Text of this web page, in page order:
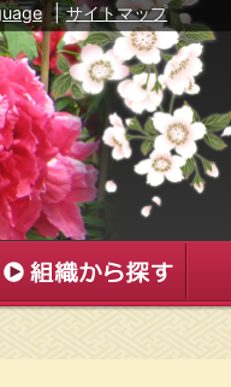
| サイトマップ